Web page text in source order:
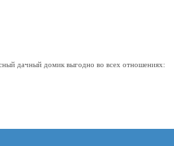
дачный домик выгодно во всех отношениях: